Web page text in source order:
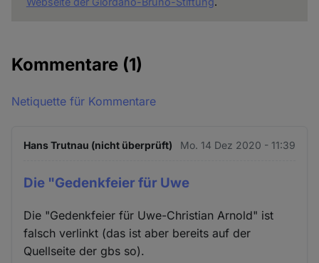
Kommentare (1)
Netiquette für Kommentare
Hans Trutnau (nicht überprüft) Mo. 14 Dez 2020 - 11:39
Die "Gedenkfeier für Uwe
Die "Gedenkfeier für Uwe-Christian Arnold" ist
falsch verlinkt (das ist aber bereits auf der
Quellseite der gbs so).